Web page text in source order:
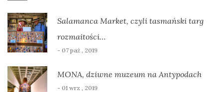
Salamanca Market, czyli tasmański targ
rozmaitości…
- 07 paź , 2019
MONA, dziwne muzeum na Antypodach
- 01 wrz , 2019